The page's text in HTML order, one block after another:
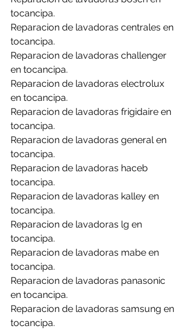
tocancipa.
Reparacion de lavadoras centrales en
tocancipa.
Reparacion de lavadoras challenger
en tocancipa.
Reparacion de lavadoras electrolux
en tocancipa.
Reparacion de lavadoras frigidaire en
tocancipa.
Reparacion de lavadoras general en
tocancipa.
Reparacion de lavadoras haceb
tocancipa.
Reparacion de lavadoras kalley en
tocancipa.
Reparacion de lavadoras lg en
tocancipa.
Reparacion de lavadoras mabe en
tocancipa.
Reparacion de lavadoras panasonic
en tocancipa.
Reparacion de lavadoras samsung en
tocancipa.